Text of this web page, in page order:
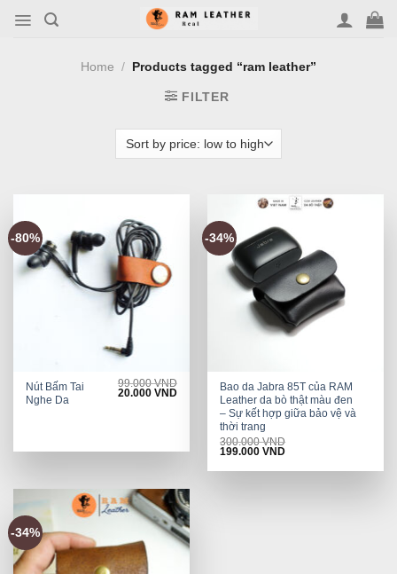
Home / Products tagged “ram leather”
FILTER
-80%
Nút Bấm Tai
Nghe Da
99.000VND
Original
20.000 VNDCurrent
20.000 VND.
-34%
Bao da Jabra 85T của RAM
Leather da bò thật màu đen
– Sự kết hợp giữa bảo vệ và
thời trang
300.000VND
Original
was:
199.000VNDCurrent
is:
-34%